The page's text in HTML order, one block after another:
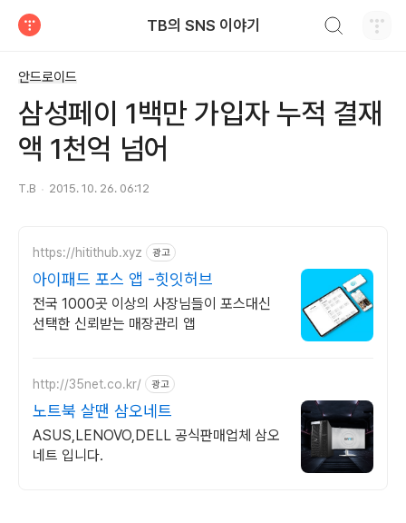
TB의 SNS 이야기
안드로이드
삼성페이 1백만 가입자 누적 결재
액 1천억 넘어
T.B 2015. 10. 26. 06:12
https://hitithub.xyz 광고
아이패드 포스 앱 -힛잇허브
전국 1000곳 이상의 사장님들이 포스대신
선택한 신뢰받는 매장관리 앱
http://35net.co.kr/ 광고
노트북 살땐 삼오네트
ASUS,LENOVO,DELL 공식판매업체 삼오
네트 입니다.